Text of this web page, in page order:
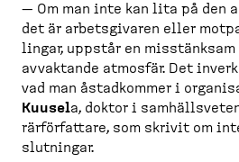
— Om man inte kan lita på den
det är arbets­givaren eller
lingar, uppstår en
avvaktande atmosfär. Det
vad man åstadkommer i
Kuusela, doktor i
rär­för­fattare, som skrivit om
slut­ningar.